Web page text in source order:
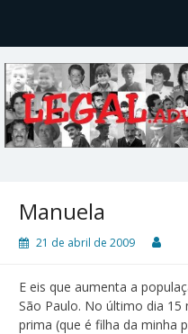
Manuela
21 de abril de 2009
E eis que aumenta a
São Paulo. No último dia 15
prima (que é filha da minha